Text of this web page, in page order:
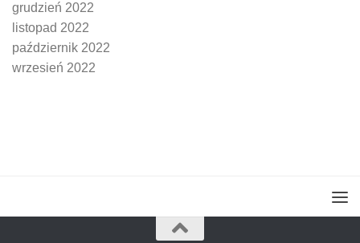
grudzień 2022
listopad 2022
październik 2022
wrzesień 2022